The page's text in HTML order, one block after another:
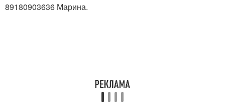
89180903636 Марина.